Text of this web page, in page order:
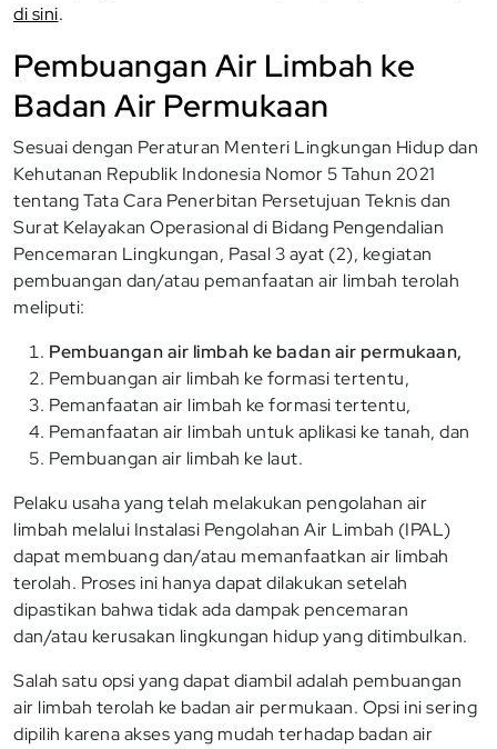
di sini.
Pembuangan Air Limbah ke
Badan Air Permukaan
Sesuai dengan Peraturan Menteri Lingkungan Hidup dan
Kehutanan Republik Indonesia Nomor 5 Tahun 2021
tentang Tata Cara Penerbitan Persetujuan Teknis dan
Surat Kelayakan Operasional di Bidang Pengendalian
Pencemaran Lingkungan, Pasal 3 ayat (2), kegiatan
pembuangan dan/atau pemanfaatan air limbah terolah
meliputi:
Pembuangan air limbah ke badan air permukaan,
Pembuangan air limbah ke formasi tertentu,
Pemanfaatan air limbah ke formasi tertentu,
Pemanfaatan air limbah untuk aplikasi ke tanah, dan
Pembuangan air limbah ke laut.
Pelaku usaha yang telah melakukan pengolahan air
limbah melalui Instalasi Pengolahan Air Limbah (IPAL)
dapat membuang dan/atau memanfaatkan air limbah
terolah. Proses ini hanya dapat dilakukan setelah
dipastikan bahwa tidak ada dampak pencemaran
dan/atau kerusakan lingkungan hidup yang ditimbulkan.
Salah satu opsi yang dapat diambil adalah pembuangan
air limbah terolah ke badan air permukaan. Opsi ini sering
dipilih karena akses yang mudah terhadap badan air